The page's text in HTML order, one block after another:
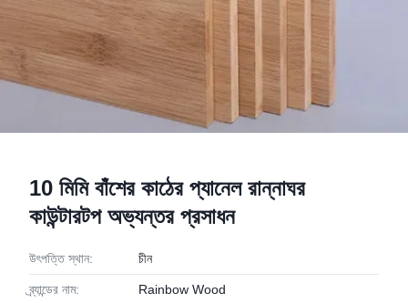
10 মিমি বাঁশের কাঠের প্যানেল রান্নাঘর
কাউন্টারটপ অভ্যন্তর প্রসাধন
উৎপত্তি স্থান: চীন
ব্র্যান্ডের নাম: Rainbow Wood